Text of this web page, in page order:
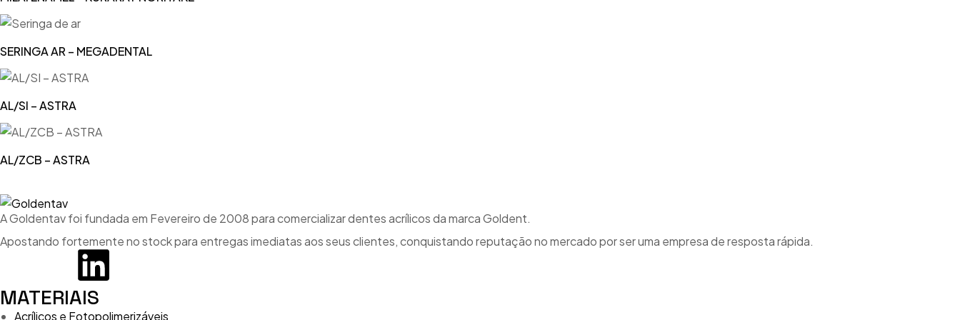
SERINGA AR – MEGADENTAL
AL/SI – ASTRA
AL/ZCB – ASTRA
A Goldentav foi fundada em Fevereiro de 2008 para comercializar dentes acrílicos da marca Goldent.
Apostando fortemente no stock para entregas imediatas aos seus clientes, conquistando reputação no mercado por ser uma empresa de resposta rápida.
MATERIAIS
Acrílicos e Fotopolimerizáveis